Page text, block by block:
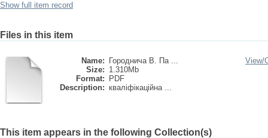
Show full item record
Files in this item
Name:
Городнича В. Па ...
Size: 1.310Mb
Format:
PDF
Description: кваліфікаційна ...
View/
This item appears in the following Collection(s)